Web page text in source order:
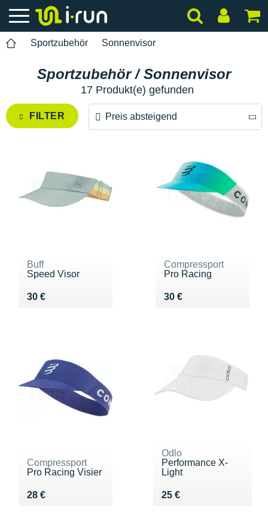
Sportzubehör Sonnenvisor
Sportzubehör / Sonnenvisor
17 Produkt(e) gefunden
FILTER Preis absteigend
Buff
Speed Visor
30 €
Vendu 30 €
Compressport
Pro Racing
30 €
Vendu 30 €
Compressport
Pro Racing Visier
28 €
Vendu 28 €
Odlo
Performance X-
Light
25 €
Vendu 25 €